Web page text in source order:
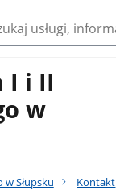
I i II
w
Słupsku Kontakt